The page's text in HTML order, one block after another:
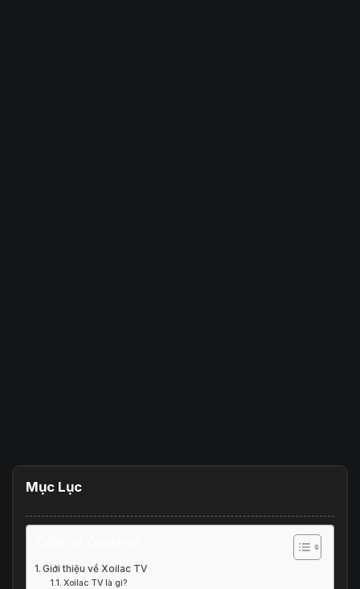
Mục Lục
Giới thiệu về Xoilac TV
Xoilac TV là gì?